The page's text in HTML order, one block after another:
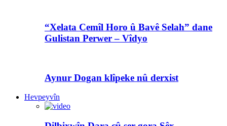
“Xelata Cemîl Horo û Bavê Selah” dane
Gulistan Perwer – Vîdyo
Aynur Dogan klîpeke nû derxist
Hevpeyvîn